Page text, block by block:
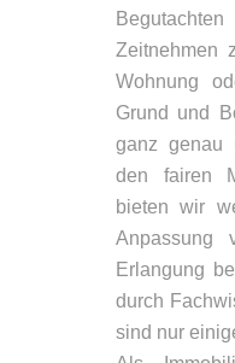
Zeitnehmen
Wohnung
Grund und
ganz genau
den fairen
bieten wir
Anpassung
Erlangung
durch
sind nur